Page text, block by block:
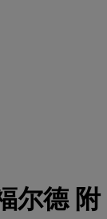
尔德 附